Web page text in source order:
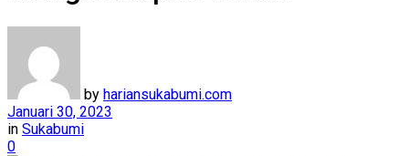
by hariansukabumi.com
Januari 30, 2023
in Sukabumi
0